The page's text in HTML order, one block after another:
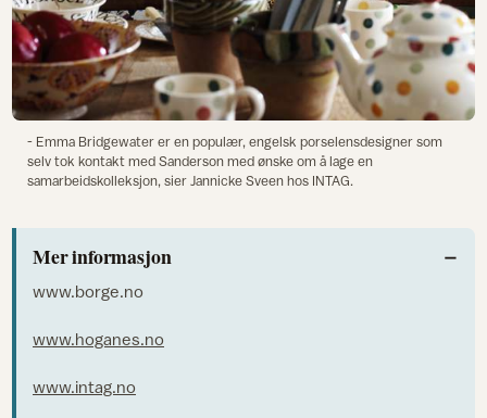
- Emma Bridgewater er en populær, engelsk porselensdesigner som
selv tok kontakt med Sanderson med ønske om å lage en
samarbeidskolleksjon, sier Jannicke Sveen hos INTAG.
Mer informasjon
www.borge.no
www.hoganes.no
www.intag.no